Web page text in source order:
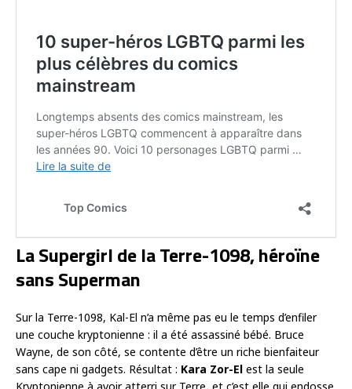
La Supergirl de la Terre-1098, héroïne
sans Superman
Sur la Terre-1098, Kal-El n’a même pas eu le temps d’enfiler
une couche kryptonienne : il a été assassiné bébé. Bruce
Wayne, de son côté, se contente d’être un riche bienfaiteur
sans cape ni gadgets. Résultat : Kara Zor-El est la seule